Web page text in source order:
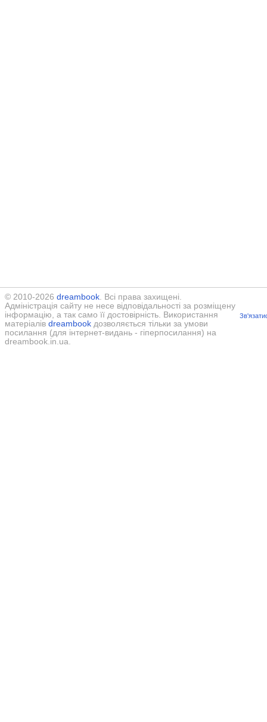
© 2010-2026 dreambook. Всі права захищені.
Адміністрація сайту не несе відповідальності за розміщену
інформацію, а так само її достовірність. Використання
матеріалів dreambook дозволяється тільки за умови
посилання (для інтернет-видань - гіперпосилання) на
dreambook.in.ua.